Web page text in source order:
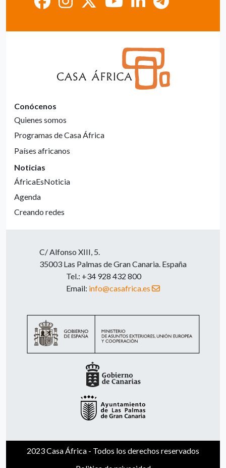
Conócenos
Quienes somos
Programas de Casa África
Países africanos
Noticias
ÁfricaEsNoticia
Agenda
Creando redes
C/ Alfonso XIII, 5.
35003 Las Palmas de Gran Canaria. España
Tel.: +34 928 432 800
Email: info@casafrica.es
2023 Casa África - Todos los derechos reservados